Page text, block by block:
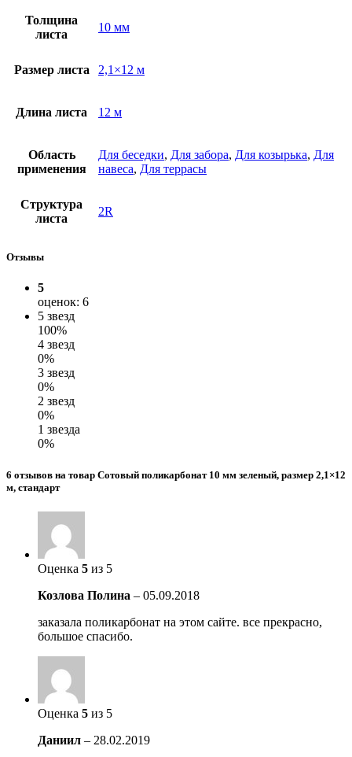
Толщина
листа
10 мм
Размер листа 2,1×12 м
Длина листа 12 м
Область
применения
Для беседки, Для забора, Для козырька, Для
навеса, Для террасы
Структура
листа
2R
Отзывы
5
оценок: 6
5 звезд
100%
4 звезд
0%
3 звезд
0%
2 звезд
0%
1 звезда
0%
6 отзывов на товар Сотовый поликарбонат 10 мм зеленый, размер 2,1×12
м, стандарт
Оценка 5 из 5
Козлова Полина – 05.09.2018
заказала поликарбонат на этом сайте. все прекрасно,
большое спасибо.
Оценка 5 из 5
Даниил – 28.02.2019